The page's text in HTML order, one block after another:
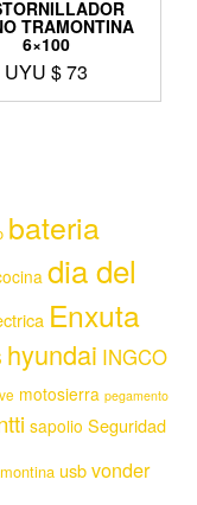
TRAMONTINA
6×100
UYU $73
bateria
dia del
Enxuta
hyundai INGCO
motosierra pegamento
sapolio Seguridad
usbvonder